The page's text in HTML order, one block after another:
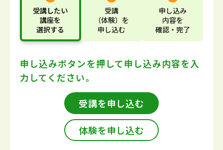
受講したい
講座を
選択する
受講
（体験） を
申し込む
申し込み
内容を
確認・完了
申し込みボタンを押して申し込み内容を入
力してください。
受講を申し込む
体験を申し込む